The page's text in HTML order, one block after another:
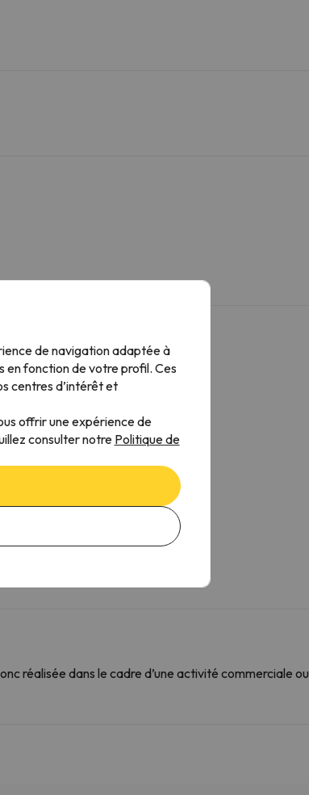
45.2 km
85.4 km
réalisée dans le cadre d’une activité commerciale ou
de navigation adaptée à
en fonction de votre profil. Ces
centres d’intérêt et
offrir une expérience de
consulter notrePolitique de